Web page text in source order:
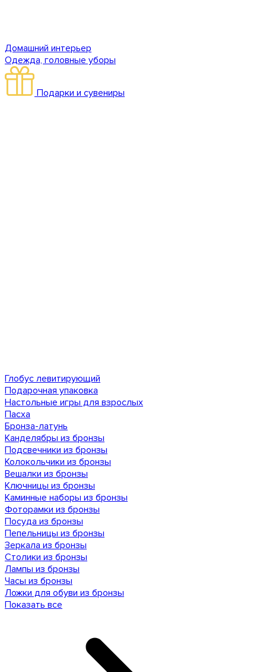
Домашний интерьер
Одежда, головные уборы
Подарки и сувениры
Глобус левитирующий
Подарочная упаковка
Настольные игры для взрослых
Пасха
Бронза-латунь
Канделябры из бронзы
Подсвечники из бронзы
Колокольчики из бронзы
Вешалки из бронзы
Ключницы из бронзы
Каминные наборы из бронзы
Фоторамки из бронзы
Посуда из бронзы
Пепельницы из бронзы
Зеркала из бронзы
Столики из бронзы
Лампы из бронзы
Часы из бронзы
Ложки для обуви из бронзы
Показать все